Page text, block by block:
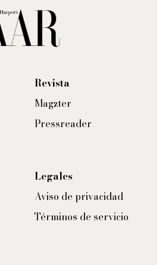
Revista
Magzter
Pressreader
Legales
Aviso de privacidad
Términos de servicio